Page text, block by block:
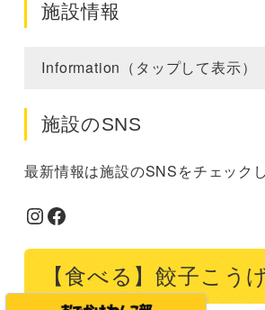
施設情報
Information（タップして表示）
施設のSNS
最新情報は施設のSNSをチェック
Instagram
Facebook
【食べる】餃子こう